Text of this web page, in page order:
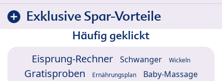
Exklusive Spar-Vorteile
Häufig geklickt
Eisprung-Rechner Schwanger Wickeln
Gratisproben Ernährungsplan Baby-Massage